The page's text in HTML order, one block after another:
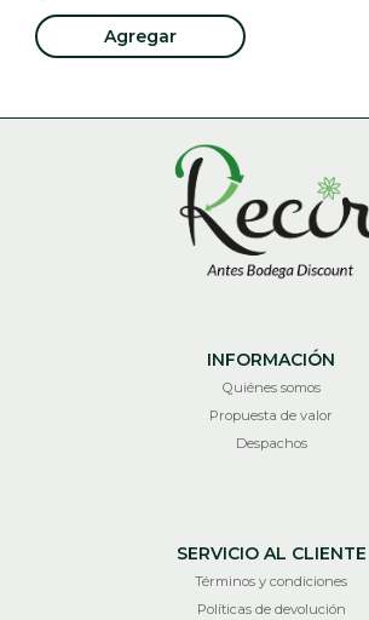
Agregar
INFORMACIÓN
Quiénes somos
Propuesta de valor
Despachos
SERVICIO AL CLIENTE
Términos y condiciones
Políticas de devolución